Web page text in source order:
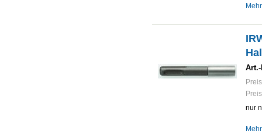
Art.-
nur